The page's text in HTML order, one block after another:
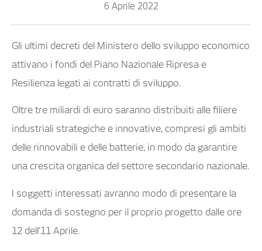
6 Aprile 2022
Gli ultimi decreti del Ministero dello sviluppo economico
attivano i fondi del Piano Nazionale Ripresa e
Resilienza legati ai contratti di sviluppo.
Oltre tre miliardi di euro saranno distribuiti alle filiere
industriali strategiche e innovative, compresi gli ambiti
delle rinnovabili e delle batterie, in modo da garantire
una crescita organica del settore secondario nazionale.
I soggetti interessati avranno modo di presentare la
domanda di sostegno per il proprio progetto dalle ore
12 dell’11 Aprile.